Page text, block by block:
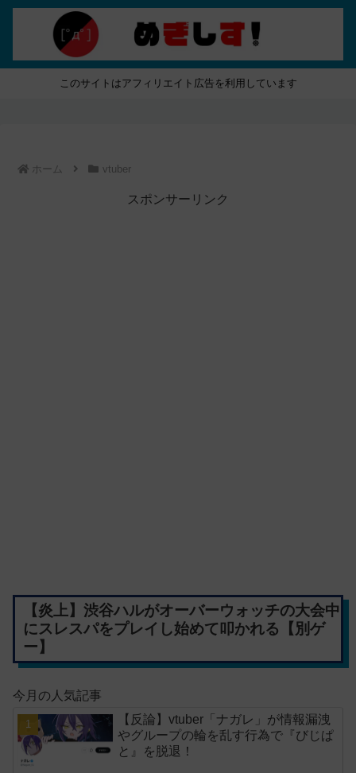
このサイトはアフィリエイト広告を利用しています
ホーム vtuber
スポンサーリンク
【炎上】渋谷ハルがオーバーウォッチの大会中
にスレスパをプレイし始めて叩かれる【別ゲ
ー】
今月の人気記事
【反論】vtuber「ナガレ」が情報漏洩
やグループの輪を乱す行為で『びじぱ
と』を脱退！